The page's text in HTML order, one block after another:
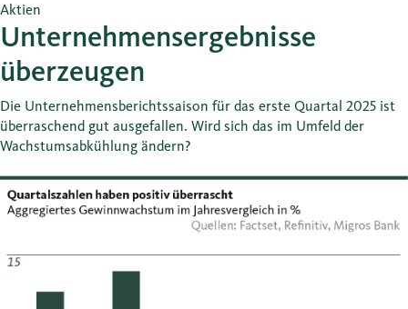
Aktien
Unternehmensergebnisse
überzeugen
Die Unternehmensberichtssaison für das erste Quartal 2025 ist
überraschend gut ausgefallen. Wird sich das im Umfeld der
Wachstumsabkühlung ändern?